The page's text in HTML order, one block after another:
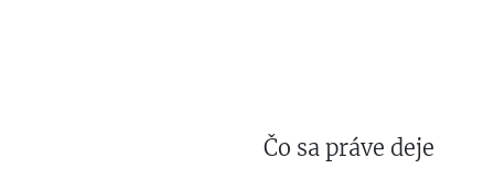
Čo sa práve deje